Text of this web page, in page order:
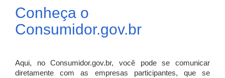
Conheça o
Consumidor.gov.br
Aqui, no Consumidor.gov.br, você pode se comunicar
diretamente com as empresas participantes, que se